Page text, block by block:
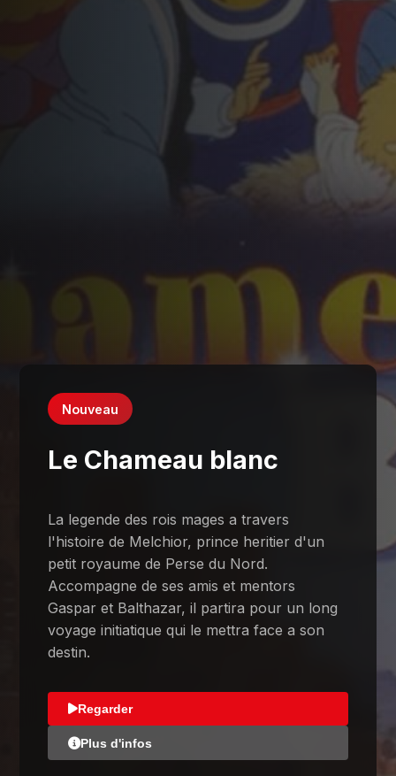
Nouveau
Le Chameau blanc
La legende des rois mages a travers
l'histoire de Melchior, prince heritier d'un
petit royaume de Perse du Nord.
Accompagne de ses amis et mentors
Gaspar et Balthazar, il partira pour un long
voyage initiatique qui le mettra face a son
destin.
Regarder
Plus d'infos